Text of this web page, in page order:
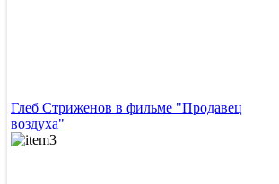
Глеб Стриженов в фильме "Продавец
воздуха"